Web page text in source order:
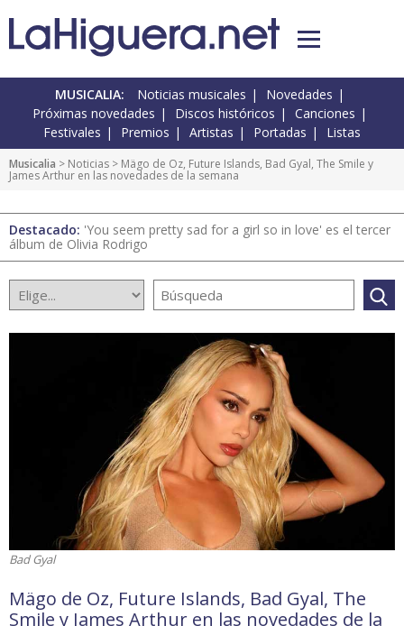
MUSICALIA: Noticias musicales
Novedades
Próximas novedades
Discos históricos
Canciones
Festivales
Premios Artistas Portadas Listas
Musicalia > Noticias > Mägo de Oz, Future Islands, Bad Gyal, The Smile y
James Arthur en las novedades de la semana
Destacado: 'You seem pretty sad for a girl so in love' es el tercer
álbum de Olivia Rodrigo
Bad Gyal
Mägo de Oz, Future Islands, Bad Gyal, The
Smile y James Arthur en las novedades de la